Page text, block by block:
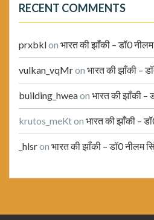
RECENT COMMENTS
prxbklon भारत की झाँकी – डॉ0
vulkan_vqMron भारत की झाँकी –
building_hweaon भारत की झाँकी –
krutos_meKton भारत की झाँकी –
_hlsron भारत की झाँकी – डॉ0 नीलम